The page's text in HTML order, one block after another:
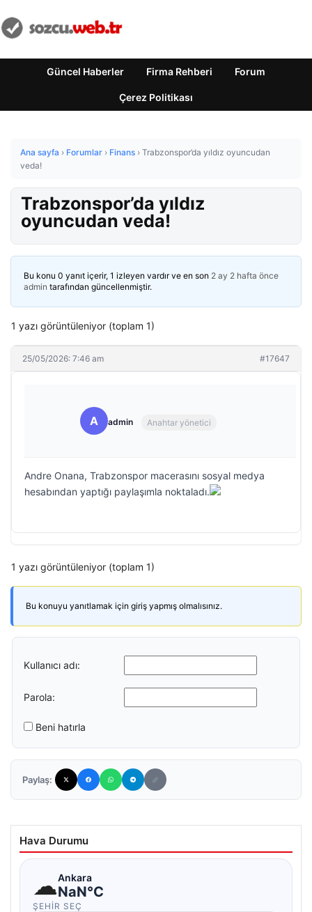
Güncel Haberler Firma Rehberi Forum
Çerez Politikası
Ana sayfa › Forumlar › Finans › Trabzonspor’da yıldız oyuncudan
veda!
Trabzonspor’da yıldız
oyuncudan veda!
Bu konu 0 yanıt içerir, 1 izleyen vardır ve en son 2 ay 2 hafta önce
admin tarafından güncellenmiştir.
1 yazı görüntüleniyor (toplam 1)
25/05/2026: 7:46 am #17647
A admin Anahtar yönetici
Andre Onana, Trabzonspor macerasını sosyal medya
hesabından yaptığı paylaşımla noktaladı.
1 yazı görüntüleniyor (toplam 1)
Bu konuyu yanıtlamak için giriş yapmış olmalısınız.
Kullanıcı adı:
Parola:
Beni hatırla
Paylaş:
Hava Durumu
☁Ankara
NaN°C
ŞEHIR SEÇ